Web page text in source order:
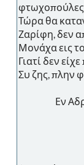
φτωχοπούλες,
Τώρα θα
Ζαρίφη, δεν
Μονάχα εις
Γιατί δεν
Συ ζης, πλην
Εν